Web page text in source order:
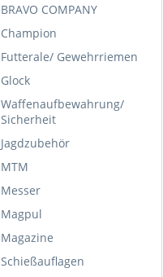
BRAVO COMPANY
Champion
Futterale/ Gewehrriemen
Glock
Waffenaufbewahrung/
Sicherheit
Jagdzubehör
MTM
Messer
Magpul
Magazine
Schießauflagen